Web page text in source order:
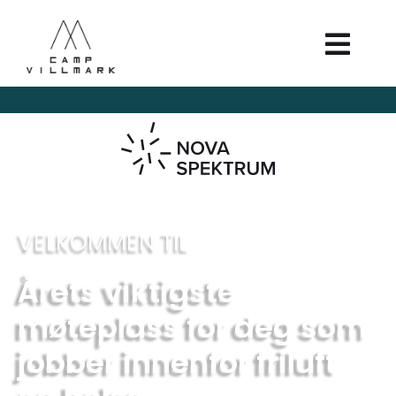
VELKOMMEN TIL
Årets viktigste
møteplass for deg som
jobber innenfor friluft